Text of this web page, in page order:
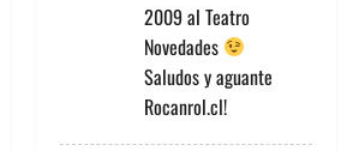
2009 al Teatro
Novedades
Saludos y aguante
Rocanrol.cl!